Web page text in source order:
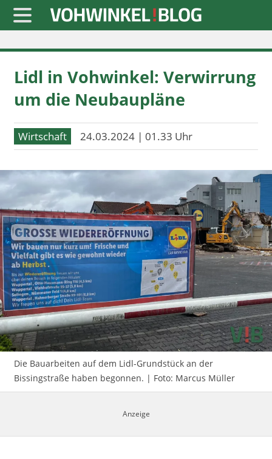
Startseite
» Blaulicht
» Freizeit
» Notizen
» Politik
» Sport
» Wirtschaft
Werbung
Datenschutz
Impressum
Lidl in Vohwinkel: Verwirrung
um die Neubaupläne
Wirtschaft 24.03.2024 | 01.33 Uhr
Die Bauarbeiten auf dem Lidl-Grundstück an der
Bissingstraße haben begonnen. | Foto: Marcus Müller